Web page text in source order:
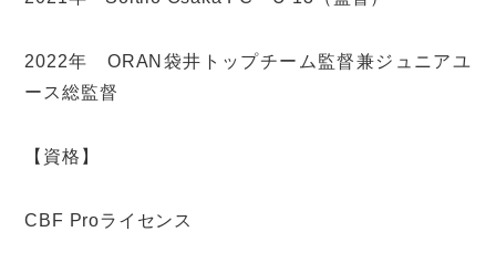
2022年 ORAN袋井トップチーム監督兼ジュニアユ
ース総監督
【資格】
CBF Proライセンス